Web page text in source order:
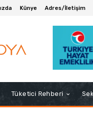
Künye Adres/İletişim
Tüketici Rehberi